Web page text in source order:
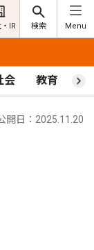
IR 検索 Menu
会 教育 ス
開日：2025.11.20